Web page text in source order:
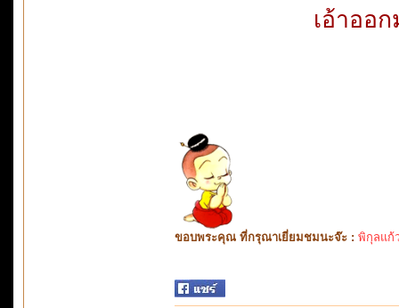
เอ้าออ
ขอบพระคุณ ที่กรุณาเยี่ยมชมนะจ๊ะ : พิกุลแก้